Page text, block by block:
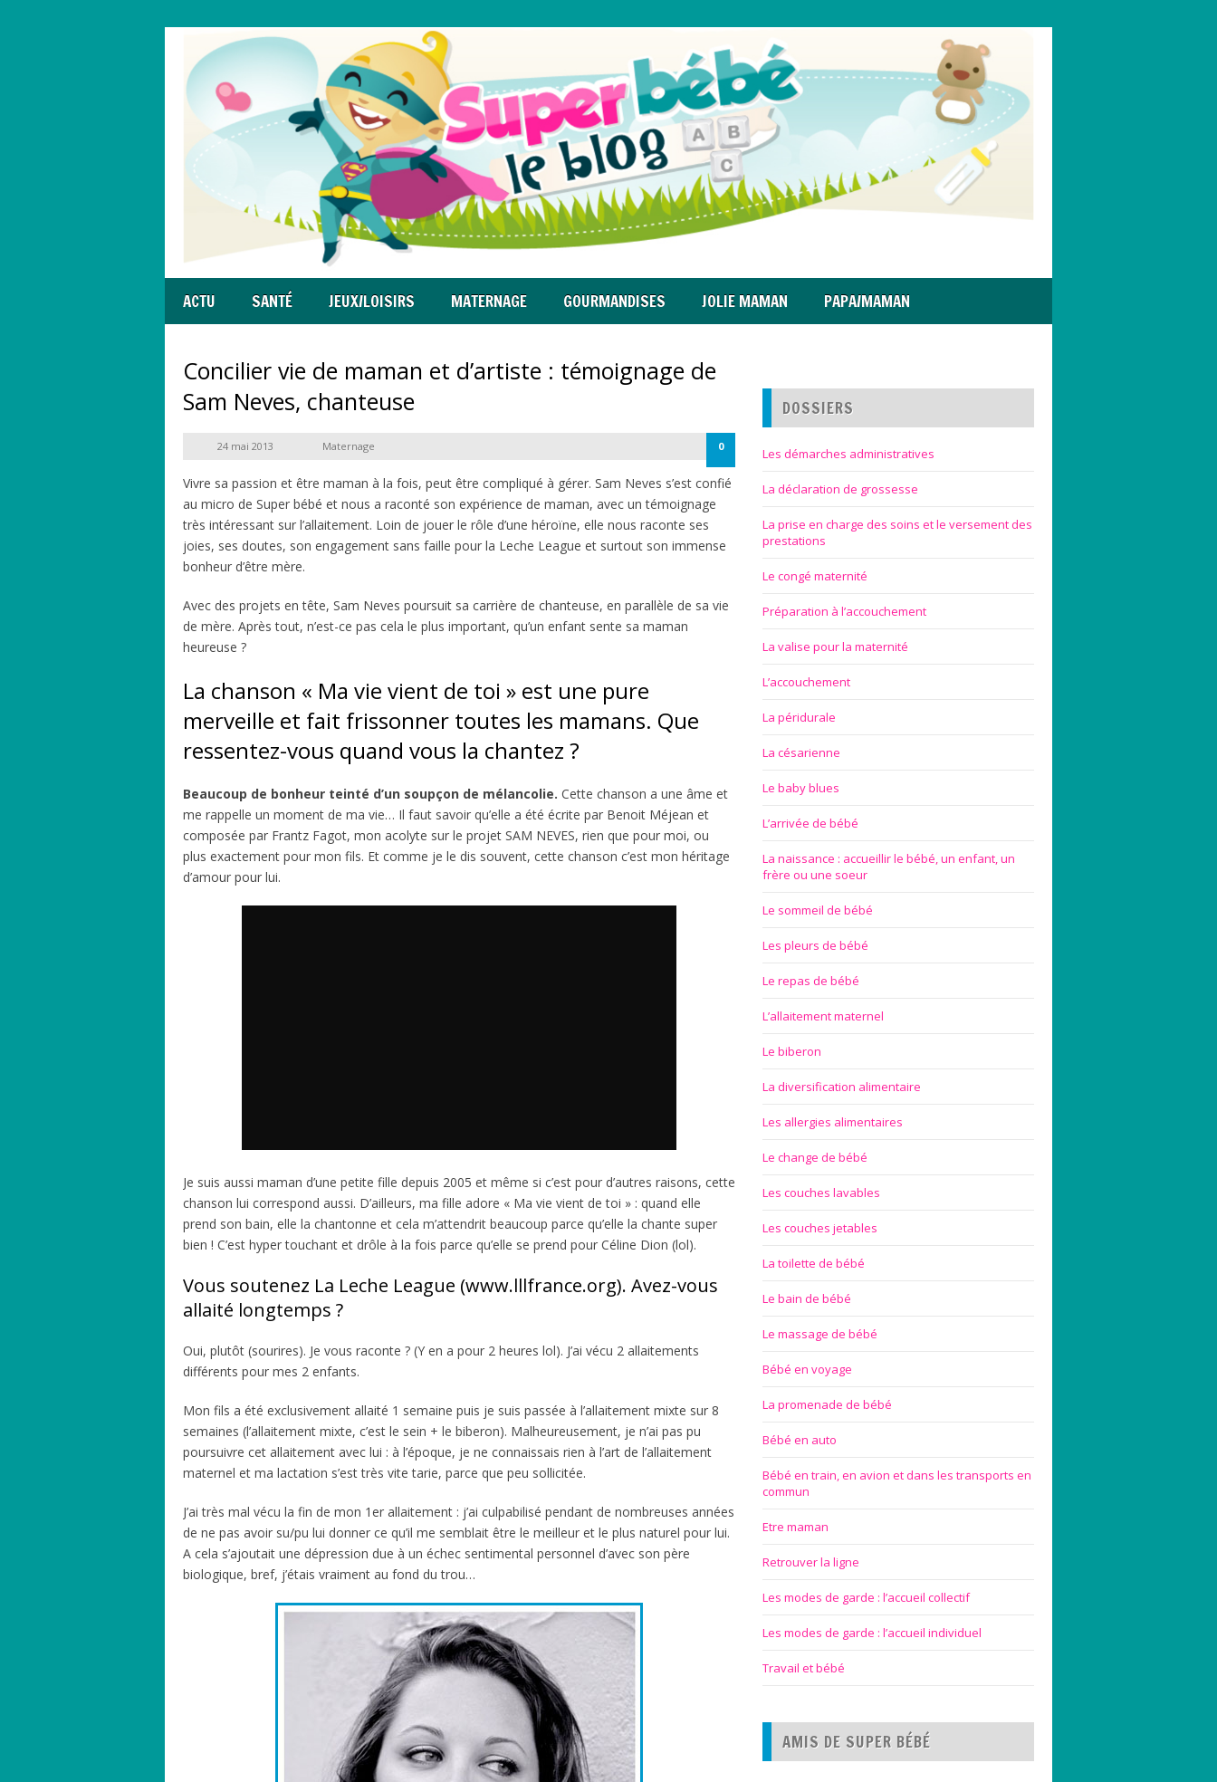
ACTU SANTÉ JEUX/LOISIRS MATERNAGE GOURMANDISES JOLIE MAMAN PAPA/MAMAN
Concilier vie de maman et d’artiste : témoignage de
Sam Neves, chanteuse
24 mai 2013 Maternage 0
Vivre sa passion et être maman à la fois, peut être compliqué à gérer. Sam Neves s’est confié
au micro de Super bébé et nous a raconté son expérience de maman, avec un témoignage
très intéressant sur l’allaitement. Loin de jouer le rôle d’une héroïne, elle nous raconte ses
joies, ses doutes, son engagement sans faille pour la Leche League et surtout son immense
bonheur d’être mère.
Avec des projets en tête, Sam Neves poursuit sa carrière de chanteuse, en parallèle de sa vie
de mère. Après tout, n’est-ce pas cela le plus important, qu’un enfant sente sa maman
heureuse ?
La chanson « Ma vie vient de toi » est une pure
merveille et fait frissonner toutes les mamans. Que
ressentez-vous quand vous la chantez ?
Beaucoup de bonheur teinté d’un soupçon de mélancolie. Cette chanson a une âme et
me rappelle un moment de ma vie… Il faut savoir qu’elle a été écrite par Benoit Méjean et
composée par Frantz Fagot, mon acolyte sur le projet SAM NEVES, rien que pour moi, ou
plus exactement pour mon fils. Et comme je le dis souvent, cette chanson c’est mon héritage
d’amour pour lui.
Je suis aussi maman d’une petite fille depuis 2005 et même si c’est pour d’autres raisons, cette
chanson lui correspond aussi. D’ailleurs, ma fille adore « Ma vie vient de toi » : quand elle
prend son bain, elle la chantonne et cela m’attendrit beaucoup parce qu’elle la chante super
bien ! C’est hyper touchant et drôle à la fois parce qu’elle se prend pour Céline Dion (lol).
Vous soutenez La Leche League (www.lllfrance.org). Avez-vous
allaité longtemps ?
Oui, plutôt (sourires). Je vous raconte ? (Y en a pour 2 heures lol). J’ai vécu 2 allaitements
différents pour mes 2 enfants.
Mon fils a été exclusivement allaité 1 semaine puis je suis passée à l’allaitement mixte sur 8
semaines (l’allaitement mixte, c’est le sein + le biberon). Malheureusement, je n’ai pas pu
poursuivre cet allaitement avec lui : à l’époque, je ne connaissais rien à l’art de l’allaitement
maternel et ma lactation s’est très vite tarie, parce que peu sollicitée.
J’ai très mal vécu la fin de mon 1er allaitement : j’ai culpabilisé pendant de nombreuses années
de ne pas avoir su/pu lui donner ce qu’il me semblait être le meilleur et le plus naturel pour lui.
A cela s’ajoutait une dépression due à un échec sentimental personnel d’avec son père
biologique, bref, j’étais vraiment au fond du trou…
DOSSIERS
Les démarches administratives
La déclaration de grossesse
La prise en charge des soins et le versement des
prestations
Le congé maternité
Préparation à l’accouchement
La valise pour la maternité
L’accouchement
La péridurale
La césarienne
Le baby blues
L’arrivée de bébé
La naissance : accueillir le bébé, un enfant, un
frère ou une soeur
Le sommeil de bébé
Les pleurs de bébé
Le repas de bébé
L’allaitement maternel
Le biberon
La diversification alimentaire
Les allergies alimentaires
Le change de bébé
Les couches lavables
Les couches jetables
La toilette de bébé
Le bain de bébé
Le massage de bébé
Bébé en voyage
La promenade de bébé
Bébé en auto
Bébé en train, en avion et dans les transports en
commun
Etre maman
Retrouver la ligne
Les modes de garde : l’accueil collectif
Les modes de garde : l’accueil individuel
Travail et bébé
AMIS DE SUPER BÉBÉ